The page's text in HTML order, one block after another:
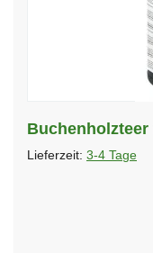
Lieferzeit: 3-4 Tage